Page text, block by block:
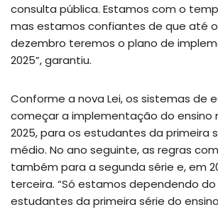
consulta pública. Estamos com o
mas estamos confiantes de que até
dezembro teremos o plano de
2025”, garantiu.
Conforme a nova Lei, os sistemas de
começar a implementação do ensino
2025, para os estudantes da primeira
médio. No ano seguinte, as regras
também para a segunda série e, em
terceira. “Só estamos dependendo
estudantes da primeira série do